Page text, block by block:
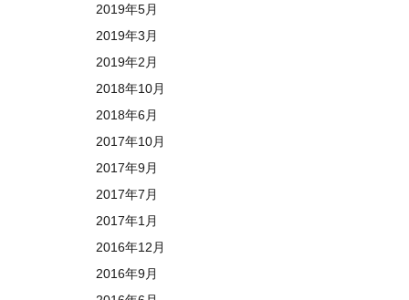
2019年5月
2019年3月
2019年2月
2018年10月
2018年6月
2017年10月
2017年9月
2017年7月
2017年1月
2016年12月
2016年9月